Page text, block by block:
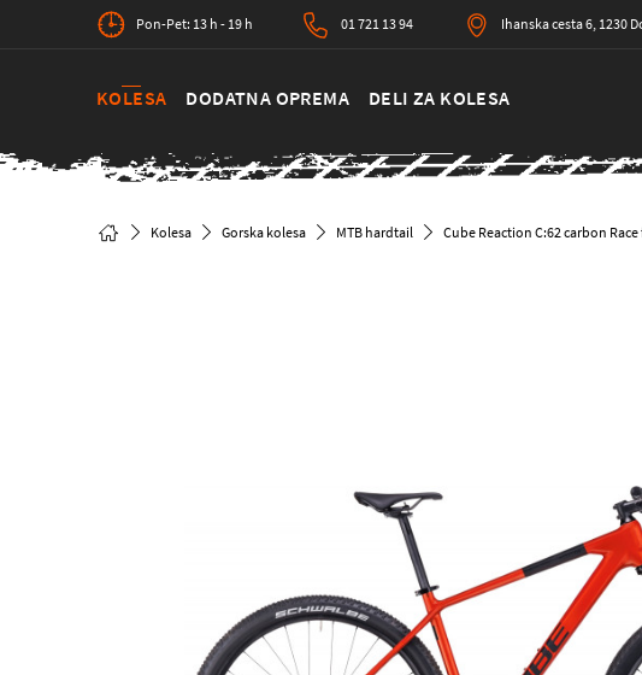
Pon-Pet: 13 h - 19 h 01 721 13 94 Ihanska cesta 6, 1230
KOLESA DODATNA OPREMA DELI ZA KOLESA
Kolesa Gorska kolesa MTB hardtail Cube Reaction C:62 carbon